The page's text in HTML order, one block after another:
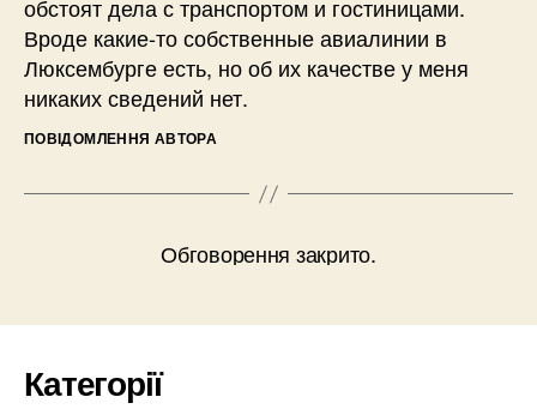
обстоят дела с транспортом и гостиницами.
Вроде какие-то собственные авиалинии в
Люксембурге есть, но об их качестве у меня
никаких сведений нет.
ПОВІДОМЛЕННЯ АВТОРА
Обговорення закрито.
Категорії